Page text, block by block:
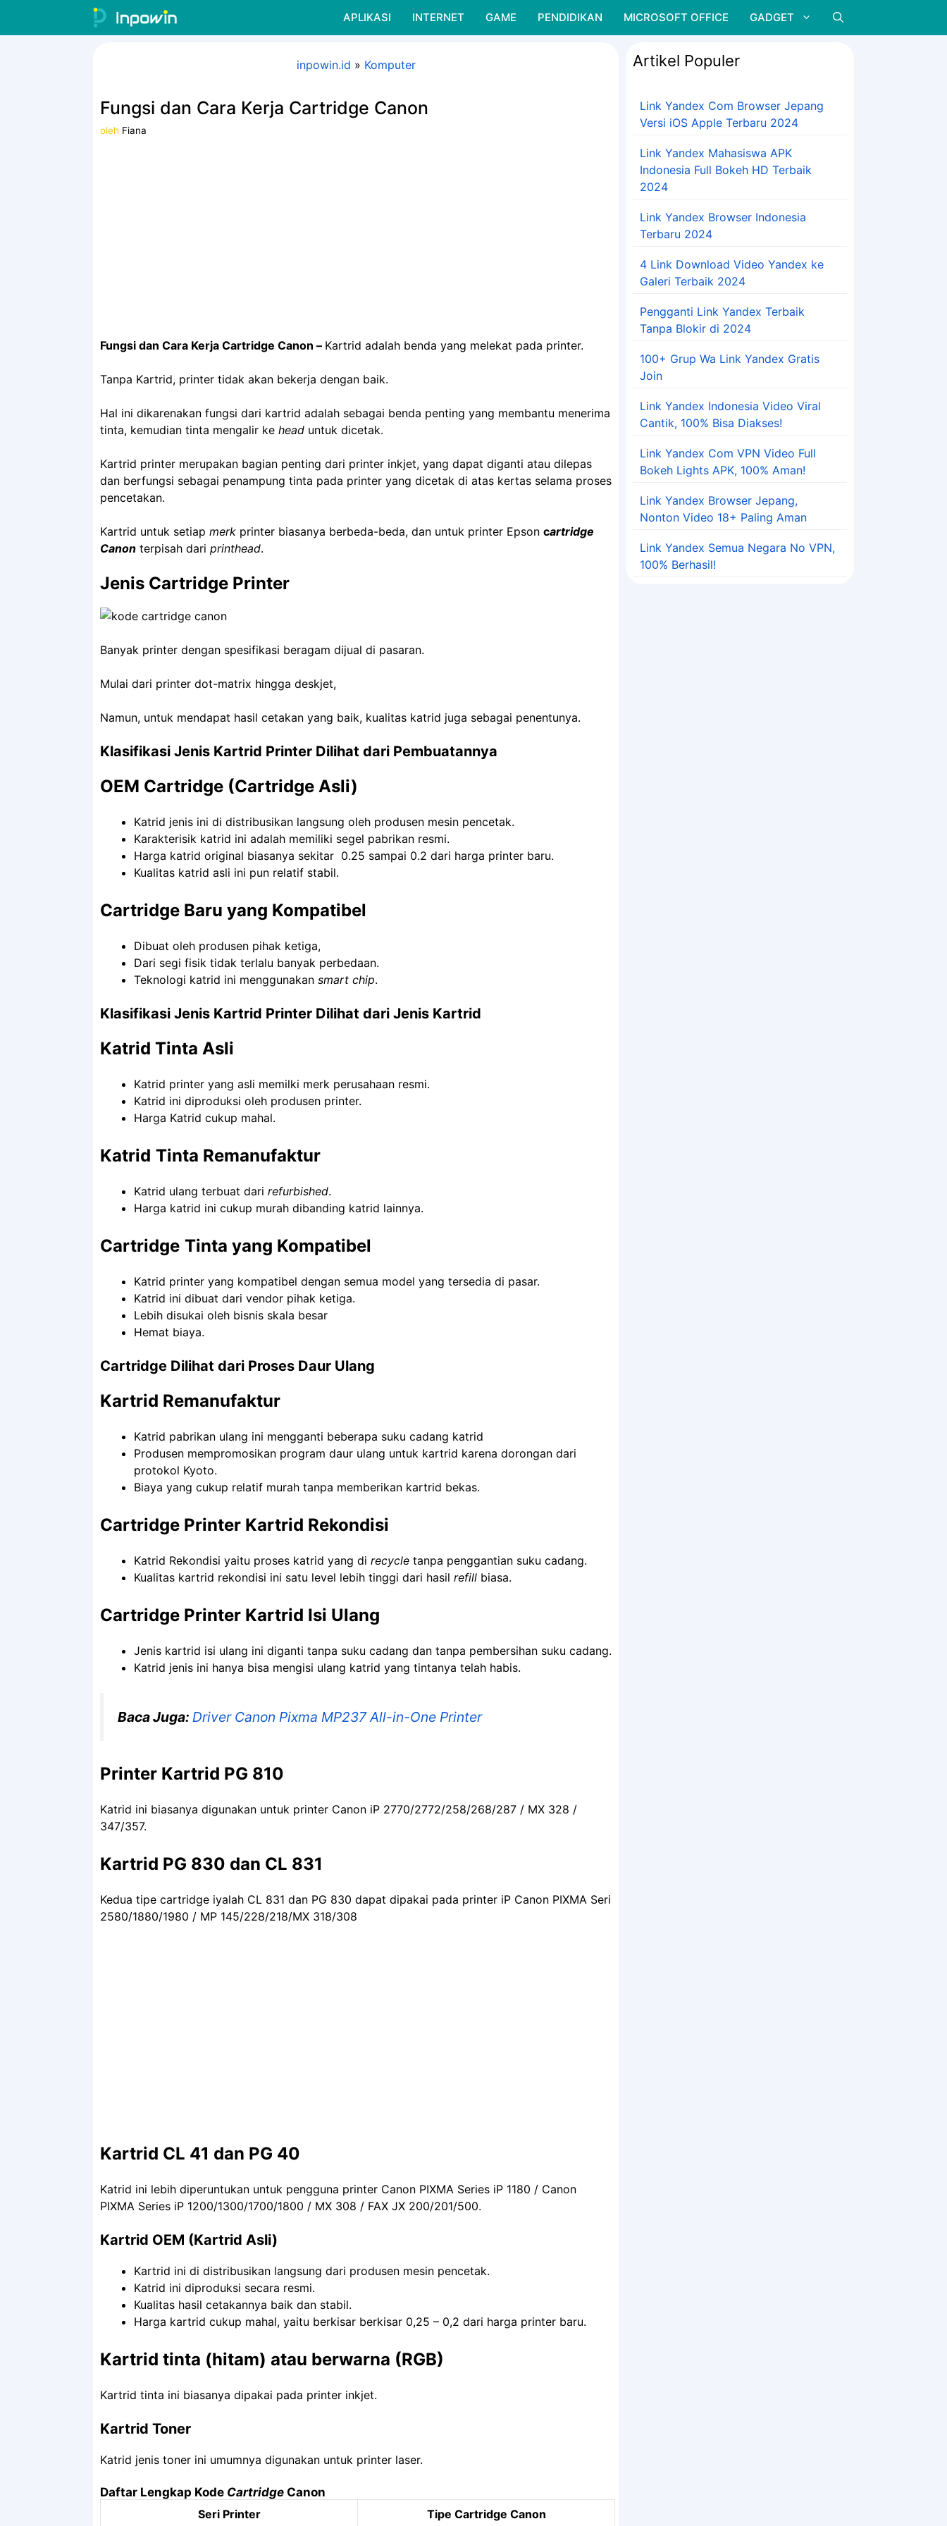
APLIKASI INTERNET GAME PENDIDIKAN MICROSOFT OFFICE GADGET
inpowin.id » Komputer
Fungsi dan Cara Kerja Cartridge Canon
oleh Fiana
Fungsi dan Cara Kerja Cartridge Canon – Kartrid adalah benda yang melekat pada printer.
Tanpa Kartrid, printer tidak akan bekerja dengan baik.
Hal ini dikarenakan fungsi dari kartrid adalah sebagai benda penting yang membantu menerima
tinta, kemudian tinta mengalir ke head untuk dicetak.
Kartrid printer merupakan bagian penting dari printer inkjet, yang dapat diganti atau dilepas
dan berfungsi sebagai penampung tinta pada printer yang dicetak di atas kertas selama proses
pencetakan.
Kartrid untuk setiap merk printer biasanya berbeda-beda, dan untuk printer Epson cartridge
Canon terpisah dari printhead.
Jenis Cartridge Printer
Banyak printer dengan spesifikasi beragam dijual di pasaran.
Mulai dari printer dot-matrix hingga deskjet,
Namun, untuk mendapat hasil cetakan yang baik, kualitas katrid juga sebagai penentunya.
Klasifikasi Jenis Kartrid Printer Dilihat dari Pembuatannya
OEM Cartridge (Cartridge Asli)
Katrid jenis ini di distribusikan langsung oleh produsen mesin pencetak.
Karakterisik katrid ini adalah memiliki segel pabrikan resmi.
Harga katrid original biasanya sekitar 0.25 sampai 0.2 dari harga printer baru.
Kualitas katrid asli ini pun relatif stabil.
Cartridge Baru yang Kompatibel
Dibuat oleh produsen pihak ketiga,
Dari segi fisik tidak terlalu banyak perbedaan.
Teknologi katrid ini menggunakan smart chip.
Klasifikasi Jenis Kartrid Printer Dilihat dari Jenis Kartrid
Katrid Tinta Asli
Katrid printer yang asli memilki merk perusahaan resmi.
Katrid ini diproduksi oleh produsen printer.
Harga Katrid cukup mahal.
Katrid Tinta Remanufaktur
Katrid ulang terbuat dari refurbished.
Harga katrid ini cukup murah dibanding katrid lainnya.
Cartridge Tinta yang Kompatibel
Katrid printer yang kompatibel dengan semua model yang tersedia di pasar.
Katrid ini dibuat dari vendor pihak ketiga.
Lebih disukai oleh bisnis skala besar
Hemat biaya.
Cartridge Dilihat dari Proses Daur Ulang
Kartrid Remanufaktur
Katrid pabrikan ulang ini mengganti beberapa suku cadang katrid
Produsen mempromosikan program daur ulang untuk kartrid karena dorongan dari
protokol Kyoto.
Biaya yang cukup relatif murah tanpa memberikan kartrid bekas.
Cartridge Printer Kartrid Rekondisi
Katrid Rekondisi yaitu proses katrid yang di recycle tanpa penggantian suku cadang.
Kualitas kartrid rekondisi ini satu level lebih tinggi dari hasil refill biasa.
Cartridge Printer Kartrid Isi Ulang
Jenis kartrid isi ulang ini diganti tanpa suku cadang dan tanpa pembersihan suku cadang.
Katrid jenis ini hanya bisa mengisi ulang katrid yang tintanya telah habis.
Baca Juga: Driver Canon Pixma MP237 All-in-One Printer
Printer Kartrid PG 810
Katrid ini biasanya digunakan untuk printer Canon iP 2770/2772/258/268/287 / MX 328 /
347/357.
Kartrid PG 830 dan CL 831
Kedua tipe cartridge iyalah CL 831 dan PG 830 dapat dipakai pada printer iP Canon PIXMA Seri
2580/1880/1980 / MP 145/228/218/MX 318/308
Kartrid CL 41 dan PG 40
Katrid ini lebih diperuntukan untuk pengguna printer Canon PIXMA Series iP 1180 / Canon
PIXMA Series iP 1200/1300/1700/1800 / MX 308 / FAX JX 200/201/500.
Kartrid OEM (Kartrid Asli)
Kartrid ini di distribusikan langsung dari produsen mesin pencetak.
Katrid ini diproduksi secara resmi.
Kualitas hasil cetakannya baik dan stabil.
Harga kartrid cukup mahal, yaitu berkisar berkisar 0,25 – 0,2 dari harga printer baru.
Kartrid tinta (hitam) atau berwarna (RGB)
Kartrid tinta ini biasanya dipakai pada printer inkjet.
Kartrid Toner
Katrid jenis toner ini umumnya digunakan untuk printer laser.
Daftar Lengkap Kode Cartridge Canon
Seri Printer
Tipe Cartridge Canon
Artikel Populer
Link Yandex Com Browser Jepang
Versi iOS Apple Terbaru 2024
Link Yandex Mahasiswa APK
Indonesia Full Bokeh HD Terbaik
2024
Link Yandex Browser Indonesia
Terbaru 2024
4 Link Download Video Yandex ke
Galeri Terbaik 2024
Pengganti Link Yandex Terbaik
Tanpa Blokir di 2024
100+ Grup Wa Link Yandex Gratis
Join
Link Yandex Indonesia Video Viral
Cantik, 100% Bisa Diakses!
Link Yandex Com VPN Video Full
Bokeh Lights APK, 100% Aman!
Link Yandex Browser Jepang,
Nonton Video 18+ Paling Aman
Link Yandex Semua Negara No VPN,
100% Berhasil!